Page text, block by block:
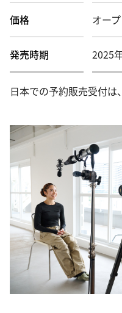
価格 オー
発売時期 2025
日本での予約販売受付は